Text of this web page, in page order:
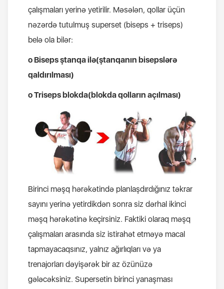
çalışmaları yerinə yetirilir. Məsələn, qollar üçün
nəzərdə tutulmuş superset (biseps + triseps)
belə ola bilər:
o Biseps ştanqa ilə(ştanqanın bisepslərə
qaldırılması)
o Triseps blokda(blokda qolların açılması)
Birinci məşq hərəkətində planlaşdırdığınız təkrar
sayını yerinə yetirdikdən sonra siz dərhal ikinci
məşq hərəkətinə keçirsiniz. Faktiki olaraq məşq
çalışmaları arasında siz istirahət etməyə macal
tapmayacaqsınız, yalnız ağırlıqları və ya
trenajorları dəyişərək bir az özünüzə
gələcəksiniz. Supersetin birinci yanaşması